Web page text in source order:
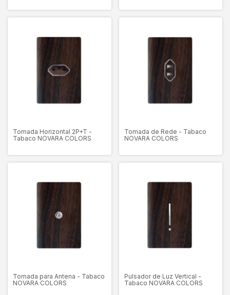
Tomada Horizontal 2P+T -
Tabaco NOVARA COLORS
Tomada de Rede - Tabaco
NOVARA COLORS
Tomada para Antena - Tabaco
NOVARA COLORS
Pulsador de Luz Vertical -
Tabaco NOVARA COLORS